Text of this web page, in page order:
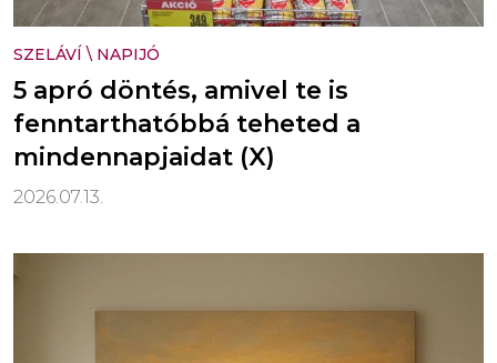
SZELÁVÍ \ NAPIJÓ
5 apró döntés, amivel te is
fenntarthatóbbá teheted a
mindennapjaidat (X)
2026.07.13.